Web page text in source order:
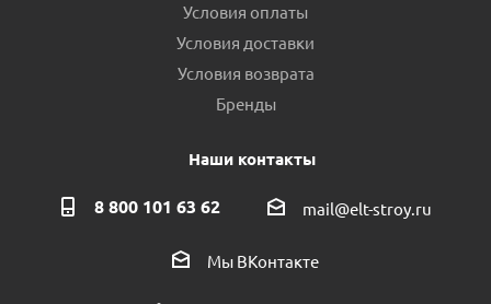
Условия оплаты
Условия доставки
Условия возврата
Бренды
Наши контакты
8 800 101 63 62 mail@elt-stroy.ru
Мы ВКонтакте